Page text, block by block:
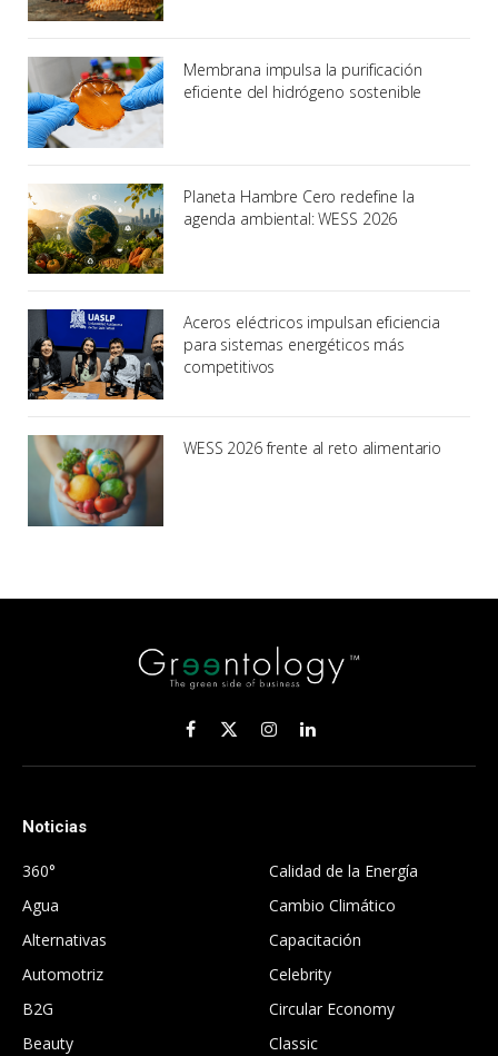
Membrana impulsa la purificación
eficiente del hidrógeno sostenible
Planeta Hambre Cero redefine la
agenda ambiental: WESS 2026
Aceros eléctricos impulsan eficiencia
para sistemas energéticos más
competitivos
WESS 2026 frente al reto alimentario
Facebook
X
(Twitter)
InstagramLinkedIn
Noticias
360°
Agua
Alternativas
Automotriz
B2G
Beauty
Calidad de la Energía
Cambio Climático
Capacitación
Celebrity
Circular Economy
Classic